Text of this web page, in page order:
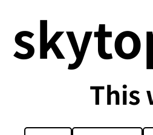
This